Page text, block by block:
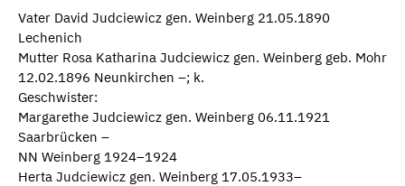
Vater David Judciewicz gen. Weinberg 21.05.1890
Lechenich
Mutter Rosa Katharina Judciewicz gen. Weinberg geb. Mohr
12.02.1896 Neunkirchen –; k.
Geschwister:
Margarethe Judciewicz gen. Weinberg 06.11.1921
Saarbrücken –
NN Weinberg 1924–1924
Herta Judciewicz gen. Weinberg 17.05.1933–